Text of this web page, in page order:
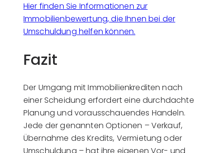
Hier finden Sie Informationen zur
Immobilienbewertung, die Ihnen bei der
Umschuldung helfen können.
Fazit
Der Umgang mit Immobilienkrediten nach
einer Scheidung erfordert eine durchdachte
Planung und vorausschauendes Handeln.
Jede der genannten Optionen – Verkauf,
Übernahme des Kredits, Vermietung oder